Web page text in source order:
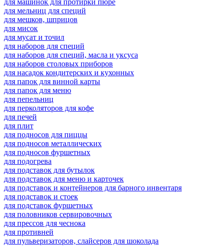
для машинок для протирки пюре
для мельниц для специй
для мешков, шприцов
для мисок
для мусат и точил
для наборов для специй
для наборов для специй, масла и уксуса
для наборов столовых приборов
для насадок кондитерских и кухонных
для папок для винной карты
для папок для меню
для пепельниц
для перколяторов для кофе
для печей
для плит
для подносов для пиццы
для подносов металлических
для подносов фуршетных
для подогрева
для подставок для бутылок
для подставок для меню и карточек
для подставок и контейнеров для барного инвентаря
для подставок и стоек
для подставок фуршетных
для половников сервировочных
для прессов для чеснока
для противней
для пульверизаторов, слайсеров для шоколада